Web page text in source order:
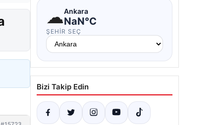
☁Ankara
NaN°C
ŞEHIR SEÇ
Bizi Takip Edin